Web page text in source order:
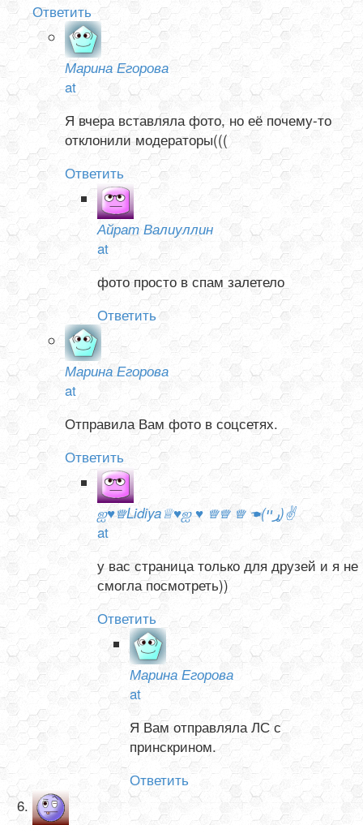
Ответить
Марина Егорова
at
Я вчера вставляла фото, но её почему-то
отклонили модераторы(((
Ответить
Айрат Валиуллин
at
фото просто в спам залетело
Ответить
Марина Егорова
at
Отправила Вам фото в соцсетях.
Ответить
ஐ♥♕Lidiya♕♥ஐ ♥ ♕♕ ♕ ☚(ړײ)✌
at
у вас страница только для друзей и я не
смогла посмотреть))
Ответить
Марина Егорова
at
Я Вам отправляла ЛС с
принскрином.
Ответить